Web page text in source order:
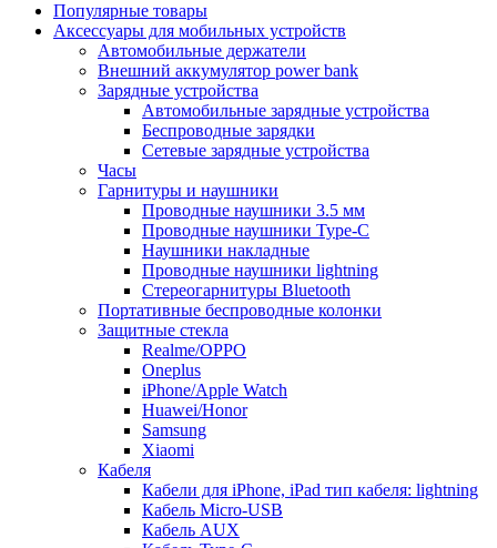
Популярные товары
Аксессуары для мобильных устройств
Автомобильные держатели
Внешний аккумулятор power bank
Зарядные устройства
Автомобильные зарядные устройства
Беспроводные зарядки
Сетевые зарядные устройства
Часы
Гарнитуры и наушники
Проводные наушники 3.5 мм
Проводные наушники Type-C
Наушники накладные
Проводные наушники lightning
Стереогарнитуры Bluetooth
Портативные беспроводные колонки
Защитные стекла
Realme/OPPO
Oneplus
iPhone/Apple Watch
Huawei/Honor
Samsung
Xiaomi
Кабеля
Кабели для iPhone, iPad тип кабеля: lightning
Кабель Micro-USB
Кабель AUX